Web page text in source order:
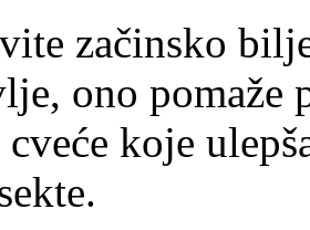
začinsko
ono
cveće koje